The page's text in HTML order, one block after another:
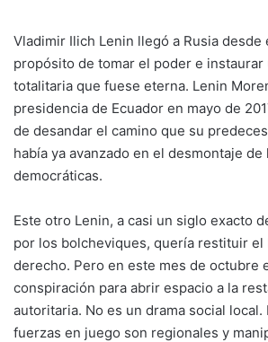
Vladimir Ilich Lenin llegó a Rusia desde
propósito de tomar el poder e instaurar
totalitaria que fuese eterna. Lenin
presidencia de Ecuador en mayo de
de desandar el camino que su
había ya avanzado en el desmontaje
democráticas.
Este otro Lenin, a casi un siglo exacto
por los bolcheviques, quería restituir el
derecho. Pero en este mes de octubre
conspiración para abrir espacio a la
autoritaria. No es un drama social local.
fuerzas en juego son regionales y